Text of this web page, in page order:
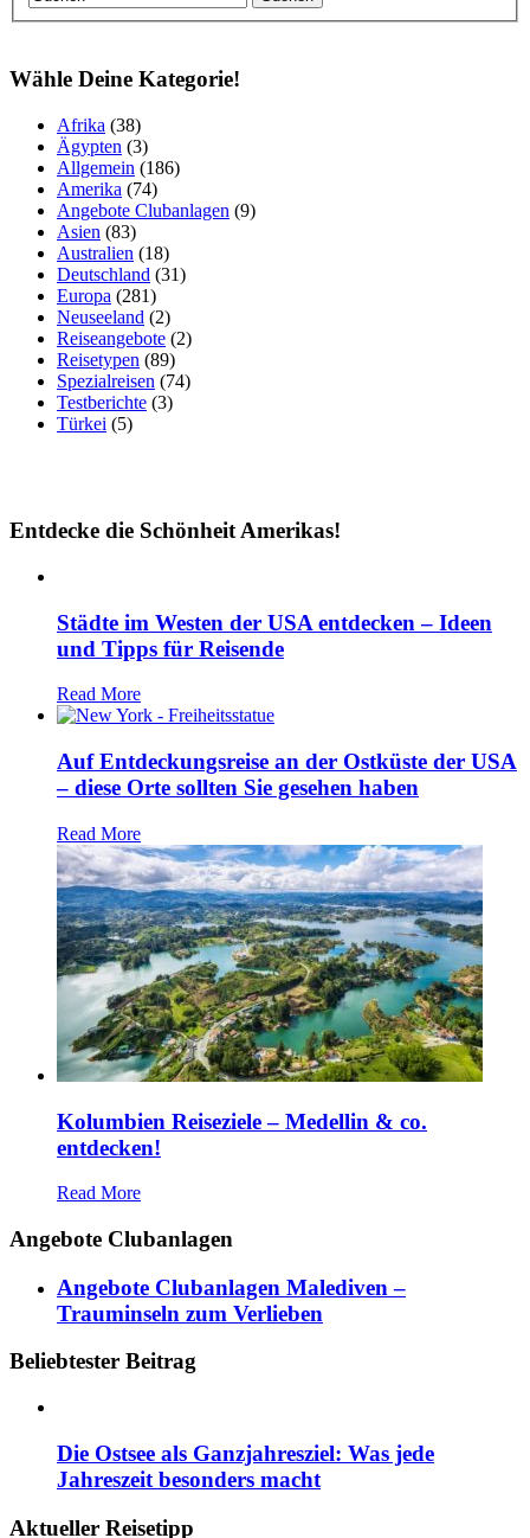
Wähle Deine Kategorie!
Afrika (38)
Ägypten (3)
Allgemein (186)
Amerika (74)
Angebote Clubanlagen (9)
Asien (83)
Australien (18)
Deutschland (31)
Europa (281)
Neuseeland (2)
Reiseangebote (2)
Reisetypen (89)
Spezialreisen (74)
Testberichte (3)
Türkei (5)
Entdecke die Schönheit Amerikas!
Städte im Westen der USA entdecken – Ideen
und Tipps für Reisende
Read More
Auf Entdeckungsreise an der Ostküste der USA
– diese Orte sollten Sie gesehen haben
Read More
Kolumbien Reiseziele – Medellin & co.
entdecken!
Read More
Angebote Clubanlagen
Angebote Clubanlagen Malediven –
Trauminseln zum Verlieben
Beliebtester Beitrag
Die Ostsee als Ganzjahresziel: Was jede
Jahreszeit besonders macht
Aktueller Reisetipp